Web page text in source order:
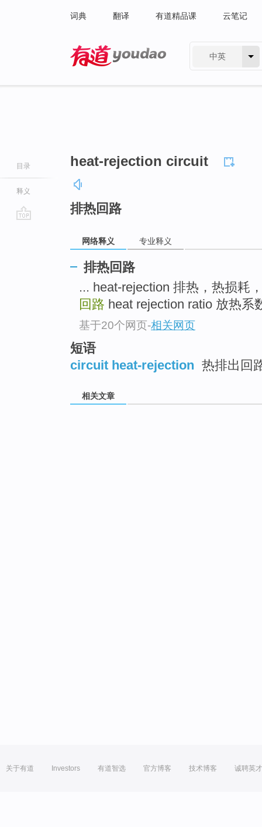
词典 翻译 有道精品课 云笔记
中英
目录
释义
heat-rejection circuit
排热回路
网络释义 专业释义
排热回路
... heat-rejection 排热，热损耗
回路 heat rejection ratio 放热系
基于20个网页-相关网页
短语
circuit heat-rejection 热排出回
相关文章
关于有道 Investors 有道智选 官方博客 技术博客 诚聘英才